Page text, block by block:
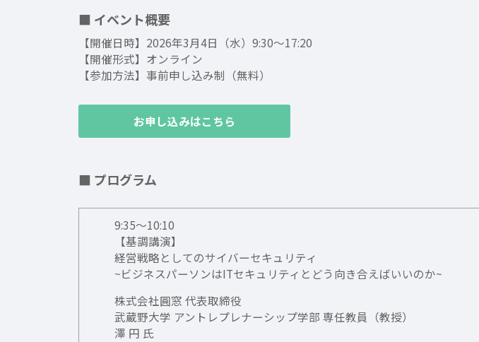
■ イベント概要
【開催日時】2026年3月4日（水）9:30〜17:20
【開催形式】オンライン
【参加方法】事前申し込み制（無料）
お申し込みはこちら
■ プログラム
9:35～10:10
【基調講演】
経営戦略としてのサイバーセキュリティ
~ビジネスパーソンはITセキュリティとどう向き合えばいいのか~
株式会社圓窓 代表取締役
武蔵野大学 アントレプレナーシップ学部 専任教員（教授）
澤 円 氏